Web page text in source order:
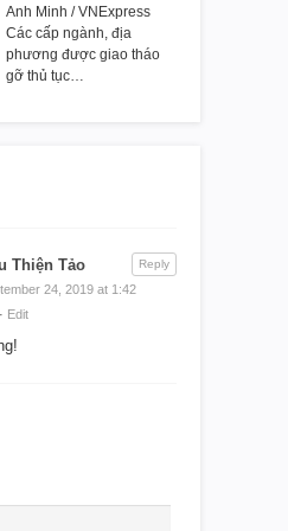
Anh Minh / VNExpress
Các cấp ngành, địa
phương được giao tháo
gỡ thủ tục…
Thiện Tảo
24, 2019 at 1:42
· Edit
Reply